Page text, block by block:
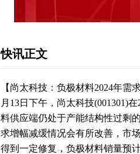
快讯正文
【尚太科技：负极材料2024年
月13日下午，尚太科技(001301)
料供应端仍处于产能结构性过剩
求增幅减缓情况会有所改善，市
得到一定修复，负极材料销量预